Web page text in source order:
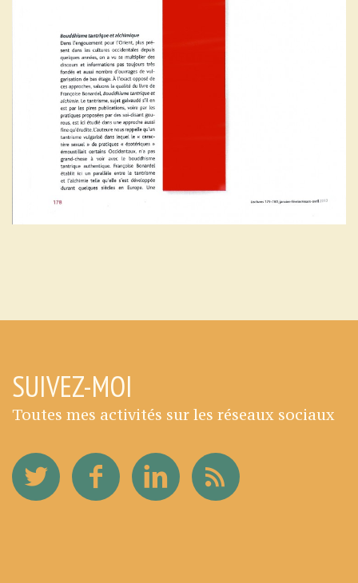
SUIVEZ-MOI
Toutes mes activités sur les réseaux sociaux